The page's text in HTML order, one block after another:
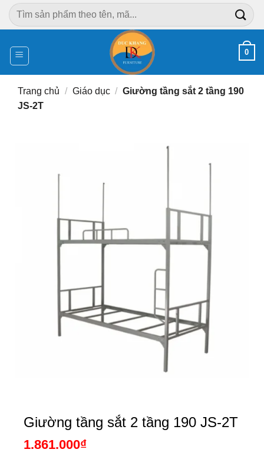
Chuyển
đến
dung
Tìm
kiếm:
0
Trang chủ / Giáo dục / Giường tầng sắt 2 tầng 190
JS-2T
Giường tầng sắt 2 tầng 190 JS-2T
1.861.000₫